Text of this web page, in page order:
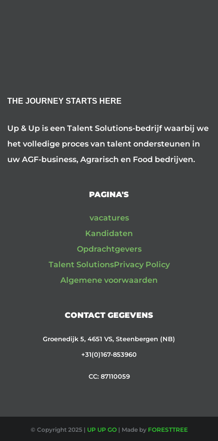
THE JOURNEY STARTS HERE
Up & Up is een Talent Solutions-bedrijf waarbij we
het volledige proces van talent ondersteunen in
uw AGF-business, Agrarisch en Food bedrijven.
PAGINA'S
vacatures
Kandidaten
Opdrachtgevers
Talent SolutionsPrivacy Policy
Algemene voorwaarden
CONTACT GEGEVENS
Groenedijk 5, 4651 VS, Steenbergen (NB)
+31(0)167-853960
CC: 87110059
© Copyright 2025 | UP UP GO| Made by FORESTTREE